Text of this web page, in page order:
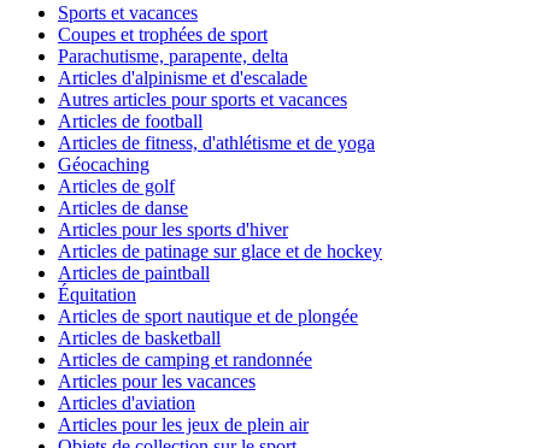
Sports et vacances
Coupes et trophées de sport
Parachutisme, parapente, delta
Articles d'alpinisme et d'escalade
Autres articles pour sports et vacances
Articles de football
Articles de fitness, d'athlétisme et de yoga
Géocaching
Articles de golf
Articles de danse
Articles pour les sports d'hiver
Articles de patinage sur glace et de hockey
Articles de paintball
Équitation
Articles de sport nautique et de plongée
Articles de basketball
Articles de camping et randonnée
Articles pour les vacances
Articles d'aviation
Articles pour les jeux de plein air